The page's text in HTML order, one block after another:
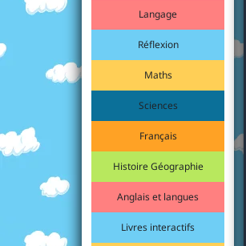
Langage
Réflexion
Maths
Sciences
Français
Histoire Géographie
Anglais et langues
Livres interactifs